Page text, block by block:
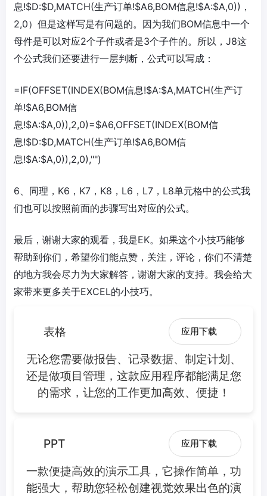
息!$D:$D,MATCH(生产订单!$A6,BOM信息!$A:$A,0))，
2,0）但是这样写是有问题的。因为我们BOM信息中一个
母件是可以对应2个子件或者是3个子件的。所以，J8这
个公式我们还要进行一层判断，公式可以写成：
=IF(OFFSET(INDEX(BOM信息!$A:$A,MATCH(生产订
单!$A6,BOM信
息!$A:$A,0)),2,0)=$A6,OFFSET(INDEX(BOM信
息!$D:$D,MATCH(生产订单!$A6,BOM信
息!$A:$A,0)),2,0),"")
6、同理，K6，K7，K8，L6，L7，L8单元格中的公式我
们也可以按照前面的步骤写出对应的公式。
最后，谢谢大家的观看，我是EK。如果这个小技巧能够
帮助到你们，希望你们能点赞，关注，评论，你们不清楚
的地方我会尽力为大家解答，谢谢大家的支持。我会给大
家带来更多关于EXCEL的小技巧。
表格 应用下载
无论您需要做报告、记录数据、制定计划、
还是做项目管理，这款应用程序都能满足您
的需求，让您的工作更加高效、便捷！
PPT 应用下载
一款便捷高效的演示工具，它操作简单，功
能强大，帮助您轻松创建视觉效果出色的演